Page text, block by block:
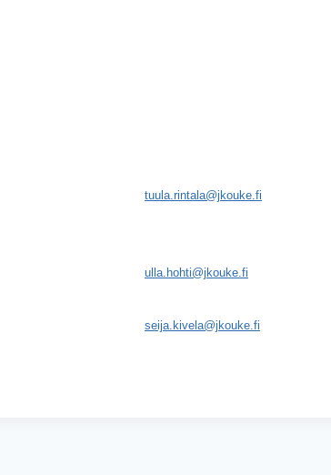
tuula.rintala@jkouke.fi
ulla.hohti@jkouke.fi
seija.kivela@jkouke.fi